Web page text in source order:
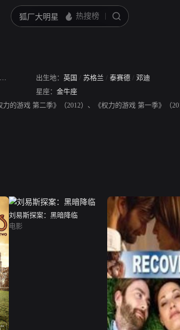
出生地： 英国 / 苏格兰 / 泰赛德 / 邓迪
星座： 金牛座
罗恩·多纳基，英国演员。代表作《权力的游戏 第二季》（2012）、《权力的游戏 第一
刘易斯探案：黑暗降临
电影